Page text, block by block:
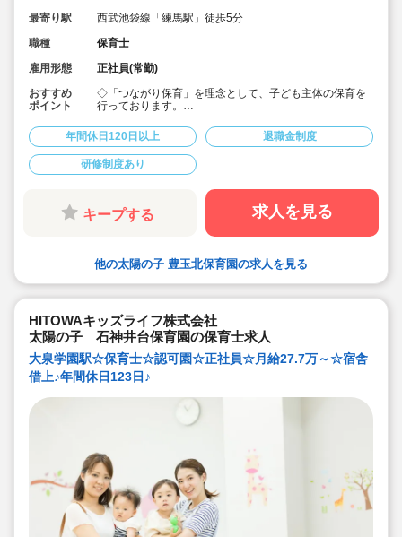
最寄り駅
西武池袋線「練馬駅」徒歩5分
職種
保育士
雇用形態
正社員(常勤)
おすすめ
ポイント
◇「つながり保育」を理念として、子ども主体の保育を
行っております。
あり♪
◇残業ゼロ推進 / 持ち帰り残業禁止 / 残業代は1分単位で
支給！
◇年間休日123日から / プライベートも充実 / 12連休取得
◇多彩なキャリアアップ研修 / 年間100以上実施 / 充実し
たバックアップ！
年間休日120日以上 退職金制度
研修制度あり
キープする 求人を見る
他の太陽の子 豊玉北保育園の求人を見る
HITOWAキッズライフ株式会社
太陽の子 石神井台保育園の保育士求人
大泉学園駅☆保育士☆認可園☆正社員☆月給27.7万～☆宿舎
借上♪年間休日123日♪